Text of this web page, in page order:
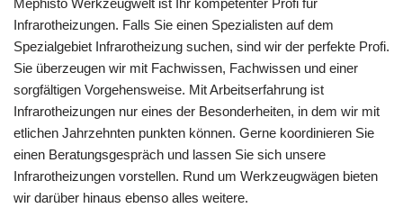
Infrarotheizungen. Falls Sie einen Spezialisten auf dem
Spezialgebiet Infrarotheizung suchen, sind wir der perfekte Profi.
Sie überzeugen wir mit Fachwissen, Fachwissen und einer
sorgfältigen Vorgehensweise. Mit Arbeitserfahrung ist
Infrarotheizungen nur eines der Besonderheiten, in dem wir mit
etlichen Jahrzehnten punkten können. Gerne koordinieren Sie
einen Beratungsgespräch und lassen Sie sich unsere
Infrarotheizungen vorstellen. Rund um Werkzeugwägen bieten
wir darüber hinaus ebenso alles weitere.